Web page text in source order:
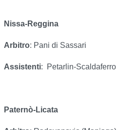
Nissa-Reggina
Arbitro: Pani di Sassari
Assistenti: Petarlin-
Paternò-Licata